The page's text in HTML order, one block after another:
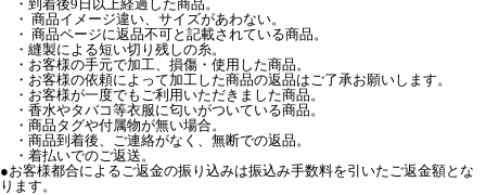
・到着後9日以上経過した商品。
・ 商品イメージ違い、サイズがあわない。
・ 商品ページに返品不可と記載されている商品。
・縫製による短い切り残しの糸。
・お客様の手元で加工、損傷・使用した商品。
・お客様の依頼によって加工した商品の返品はご了承お願いします。
・お客様が一度でもご利用いただきました商品。
・香水やタバコ等衣服に匂いがついている商品。
・商品タグや付属物が無い場合。
・商品到着後、ご連絡がなく、無断での返品。
・着払いでのご返送。
●お客様都合によるご返金の振り込みは振込み手数料を引いたご返金額とな
ります。